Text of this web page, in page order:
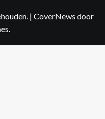
| CoverNews door